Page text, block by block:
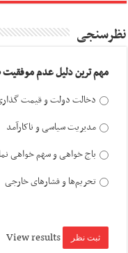
نظرسنجی
مهم ترین دلیل عدم
دخالت دولت و قیمت
مدیریت سیاسی و ناکارآمد
باج خواهی و سهم خواهی
تحریم‌ها و فشارهای خارجی
View results